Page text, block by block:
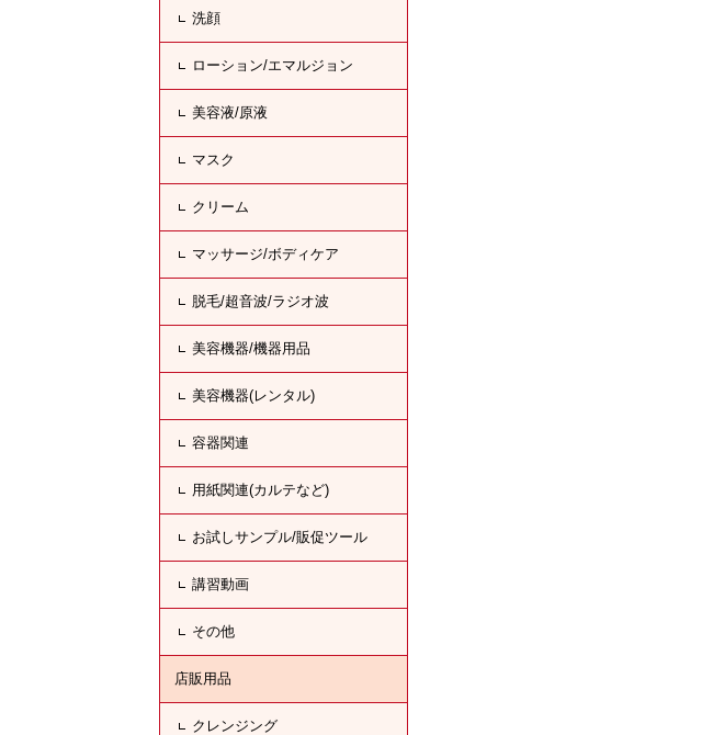
洗顔
ローション/エマルジョン
美容液/原液
マスク
クリーム
マッサージ/ボディケア
脱毛/超音波/ラジオ波
美容機器/機器用品
美容機器(レンタル)
容器関連
用紙関連(カルテなど)
お試しサンプル/販促ツール
講習動画
その他
店販用品
クレンジング